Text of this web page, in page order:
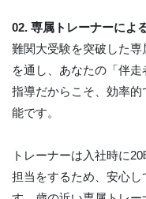
02. 専属トレーナーによ
難関大受験を突破した
を通し、あなたの「伴
指導だからこそ、効率
能です。
トレーナーは入社時に
担当をするため、安心